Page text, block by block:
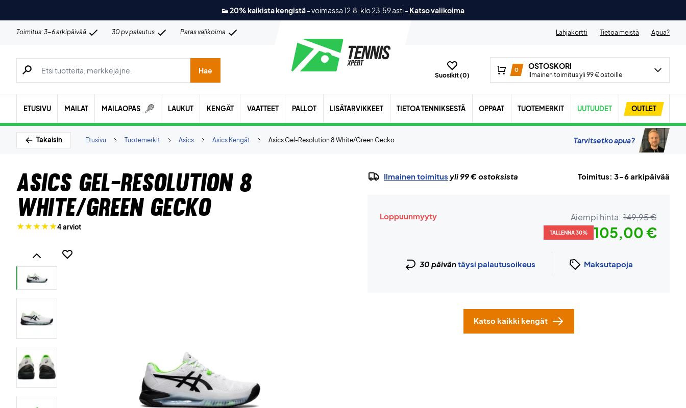
👟 20% kaikista kengistä-voimassa 12.8. klo 23.59 asti- Katso valikoima
Toimitus: 3-6 arkipäivää 30 pv palautus Paras valikoima Lahjakortti Tietoa meistä Apua?
Hae tuotteita, merkkejä jne.
Hae
Suosikit (0)
0 OSTOSKORI
Ilmainen toimitus yli 99 € ostoille
ETUSIVU MAILAT MAILAOPAS LAUKUT KENGÄT VAATTEET PALLOT LISÄTARVIKKEET TIETOA TENNIKSESTÄ OPPAAT TUOTEMERKIT UUTUUDET OUTLET
Takaisin Asics Gel-Resolution 8 White/Green Gecko
Asics Kengät
Asics
Tuotemerkit
Etusivu Tarvitsetko apua?
Asics Gel-Resolution 8
White/Green Gecko
4 arviot
Ilmainen toimitus yli 99 € ostoksista Toimitus: 3-6 arkipäivää
Loppuunmyyty Aiempi hinta: 149,95 €
TALLENNA 30% 105,00 €
30 päiväntäysi palautusoikeus Maksutapoja
Katso kaikki kengät